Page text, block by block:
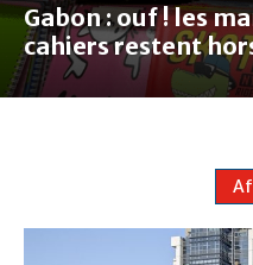
Gabon : ouf ! les
cahiers restent